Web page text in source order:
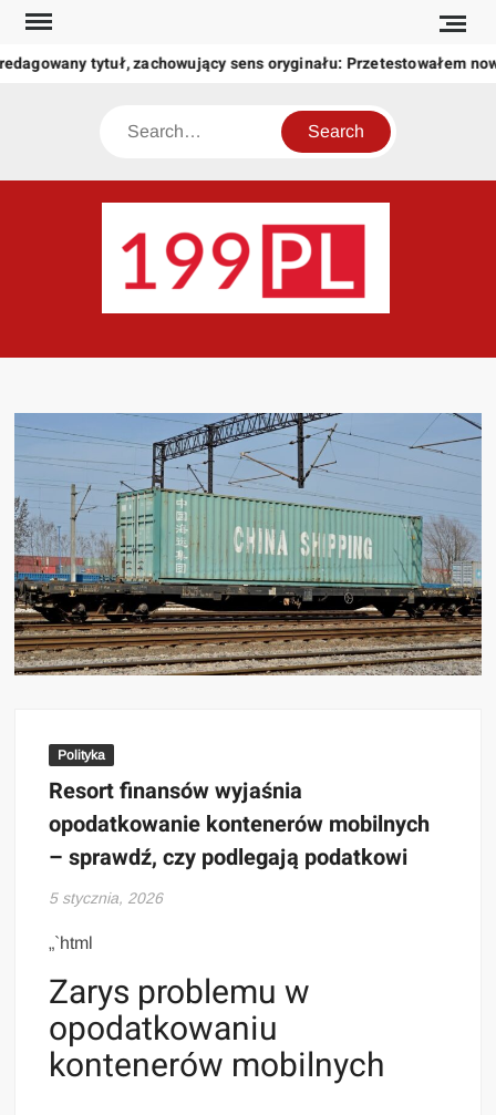
Skip
content
tytuł, zachowujący sens oryginału: Przetestowałem
Search
świat
Polityka
Resort finansów wyjaśnia
opodatkowanie kontenerów mobilnych
– sprawdź, czy podlegają podatkowi
5 stycznia, 2026
„`html
Zarys problemu w
opodatkowaniu
kontenerów mobilnych